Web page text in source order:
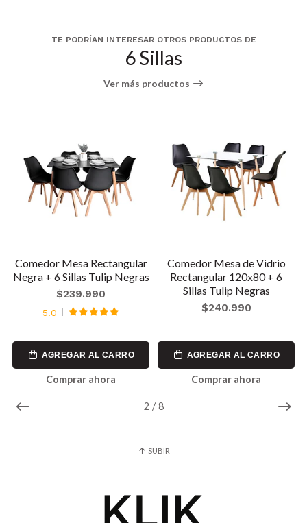
TE PODRÍAN INTERESAR OTROS PRODUCTOS DE
6 Sillas
Ver más productos
2 / 8
Comedor Mesa Rectangular
Negra + 6 Sillas Tulip Negras
$239.990
5.0
AGREGAR AL CARRO
Comprar ahora
Comedor Mesa de Vidrio
Rectangular 120x80 + 6
Sillas Tulip Negras
$240.990
AGREGAR AL CARRO
Comprar ahora
SUBIR